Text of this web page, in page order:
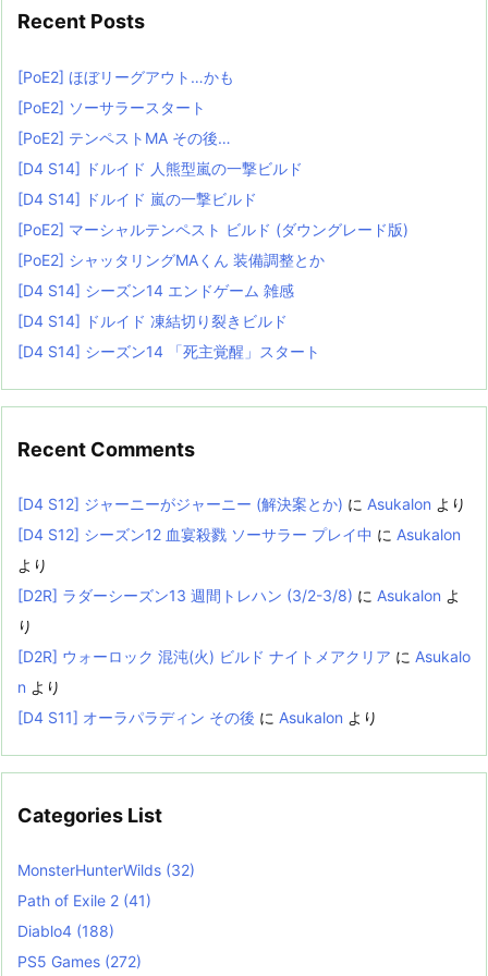
Recent Posts
[PoE2] ほぼリーグアウト…かも
[PoE2] ソーサラースタート
[PoE2] テンペストMA その後…
[D4 S14] ドルイド 人熊型嵐の一撃ビルド
[D4 S14] ドルイド 嵐の一撃ビルド
[PoE2] マーシャルテンペスト ビルド (ダウングレード版)
[PoE2] シャッタリングMAくん 装備調整とか
[D4 S14] シーズン14 エンドゲーム 雑感
[D4 S14] ドルイド 凍結切り裂きビルド
[D4 S14] シーズン14 「死主覚醒」スタート
Recent Comments
[D4 S12] ジャーニーがジャーニー (解決案とか) に Asukalon より
[D4 S12] シーズン12 血宴殺戮 ソーサラー プレイ中 に Asukalon
より
[D2R] ラダーシーズン13 週間トレハン (3/2-3/8) に Asukalon よ
り
[D2R] ウォーロック 混沌(火) ビルド ナイトメアクリア に Asukalo
n より
[D4 S11] オーラパラディン その後 に Asukalon より
Categories List
MonsterHunterWilds (32)
Path of Exile 2 (41)
Diablo4 (188)
PS5 Games (272)